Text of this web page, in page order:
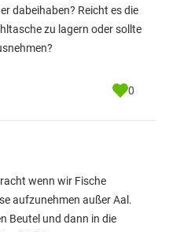
dabeihaben? Reicht es die
zu lagern oder sollte
0
wenn wir Fische
aufzunehmen außer Aal.
Beutel und dann in die